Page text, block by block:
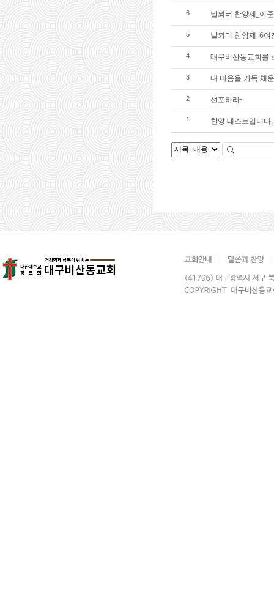
6 날뫼터 찬양제_이
5 날뫼터 찬양제_6여
4 대구비산동교회를
3 내 마음을 가득 채운
2 선포하라~
1 찬양 테스트입니다.